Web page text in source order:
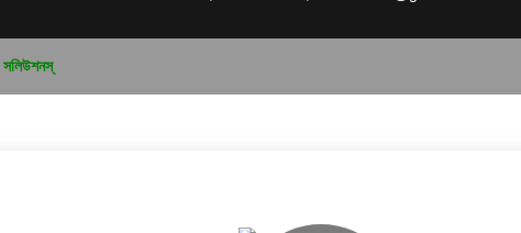
সলিউশনস্